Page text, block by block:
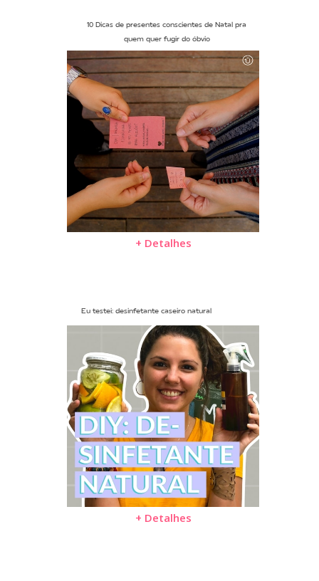
10 Dicas de presentes conscientes de Natal pra
quem quer fugir do óbvio
+ Detalhes
Eu testei: desinfetante caseiro natural
+ Detalhes